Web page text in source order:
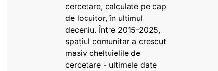
cercetare, calculate pe cap
de locuitor, în ultimul
deceniu. Între 2015-2025,
spațiul comunitar a crescut
masiv cheltuielile de
cercetare - ultimele date